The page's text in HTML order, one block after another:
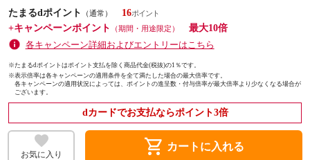
たまるdポイント
（通常）
16
+キャンペーンポイント
（期間・用途限定）
最大10倍
各キャンペーン詳細およびエントリーはこちら
※たまるdポイントはポイント支払を除く商品代金(税抜)の1％です。
※表示倍率は各キャンペーンの適用条件を全て満たした場合の最大倍率です。
各キャンペーンの適用状況によっては、ポイントの進呈数・付与倍率が最大倍率より少なくなる場合が
ございます。
dカードでお支払ならポイント3倍
お気に入り shopping_cart カートに入れる